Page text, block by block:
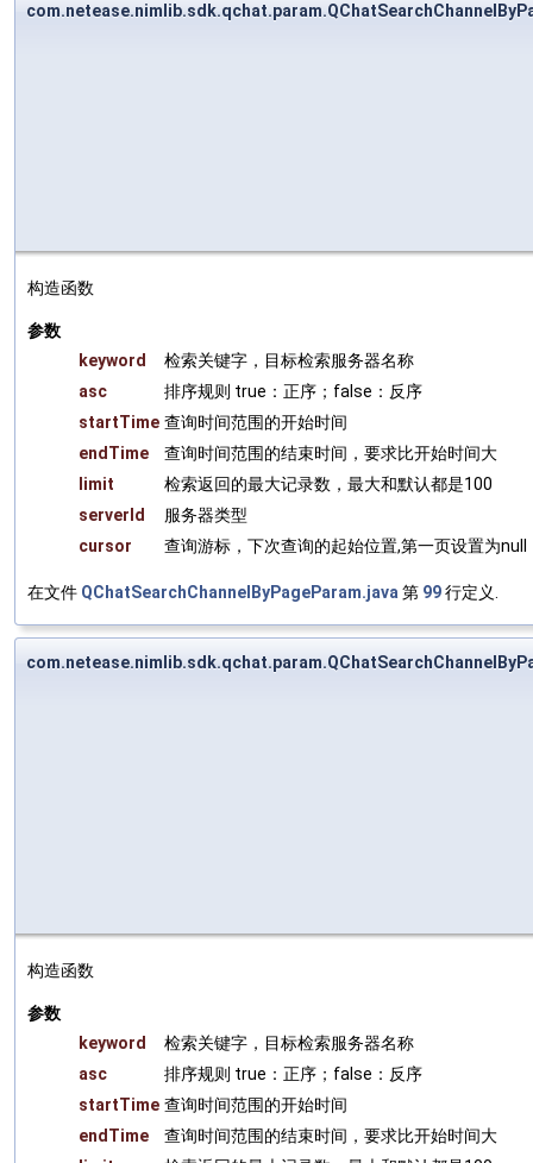
构造函数
参数
keyword
检索关键字，目标检索服务器名称
asc
排序规则 true：正序；false：反序
startTime 查询时间范围的开始时间
endTime
查询时间范围的结束时间，要求比开始时间大
limit
检索返回的最大记录数，最大和默认都是100
serverId
服务器类型
cursor
查询游标，下次查询的起始位置,第一页设置为
在文件 QChatSearchChannelByPageParam.java第 99行定义.
构造函数
参数
keyword
检索关键字，目标检索服务器名称
asc
排序规则 true：正序；false：反序
startTime 查询时间范围的开始时间
endTime
查询时间范围的结束时间，要求比开始时间大